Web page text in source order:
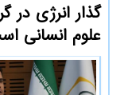
گذار انرژی در
علوم انسانی